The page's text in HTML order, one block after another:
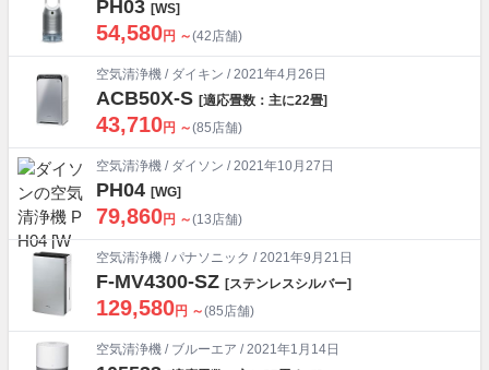
PH03 [WS]
54,580円 ～(42店舗)
空気清浄機 / ダイキン / 2021年4月26日
ACB50X-S [適応畳数：主に22畳]
43,710円 ～(85店舗)
空気清浄機 / ダイソン / 2021年10月27日
PH04 [WG]
79,860円 ～(13店舗)
空気清浄機 /パナソニック / 2021年9月21日
F-MV4300-SZ [ステンレスシルバー]
129,580円 ～(85店舗)
空気清浄機 / ブルーエア / 2021年1月14日